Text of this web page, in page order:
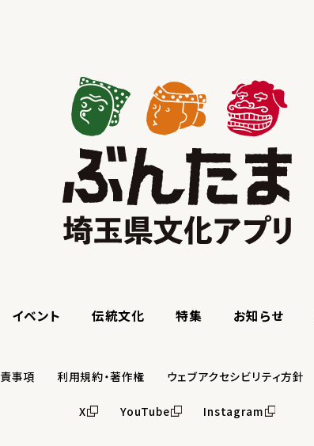
イベント 伝統文化 特集 お知らせ
事項 利用規約・著作権 ウェブアクセシビリティ方針
X YouTube Instagram